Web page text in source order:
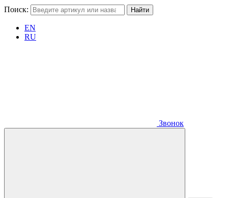
Поиск:
EN
RU
Звонок